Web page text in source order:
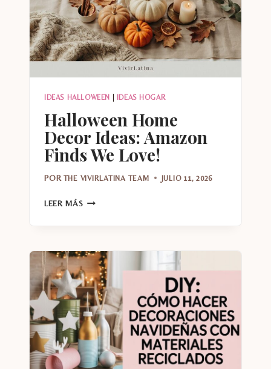
IDEAS HALLOWEEN IDEAS HOGAR
Halloween Home
Decor Ideas: Amazon
Finds We Love!
POR THE VIVIRLATINA TEAM JULIO 11, 2026
LEER MÁS HALLOWEEN
AMAZON
FINDS
WE
LOVE!